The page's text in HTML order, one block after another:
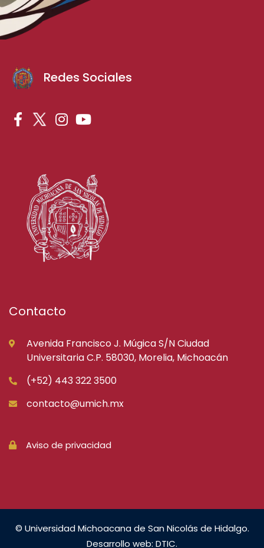
Redes Sociales
Contacto
Avenida Francisco J. Múgica S/N Ciudad
Universitaria C.P. 58030, Morelia, Michoacán
(+52) 443 322 3500
contacto@umich.mx
Aviso de privacidad
© Universidad Michoacana de San Nicolás de Hidalgo.
Desarrollo web: DTIC.